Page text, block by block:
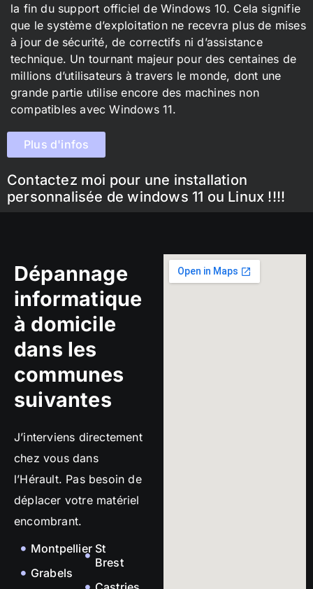
la fin du support officiel de Windows 10. Cela signifie
que le système d’exploitation ne recevra plus de mises
à jour de sécurité, de correctifs ni d’assistance
technique. Un tournant majeur pour des centaines de
millions d’utilisateurs à travers le monde, dont une
grande partie utilise encore des machines non
compatibles avec Windows 11.
Plus d'infos
Contactez moi pour une installation
personnalisée de windows 11 ou Linux !!!!
Dépannage
informatique
à domicile
dans les
communes
suivantes
J’interviens directement
chez vous dans
l’Hérault. Pas besoin de
déplacer votre matériel
encombrant.
Montpellier
Grabels
St
Brest